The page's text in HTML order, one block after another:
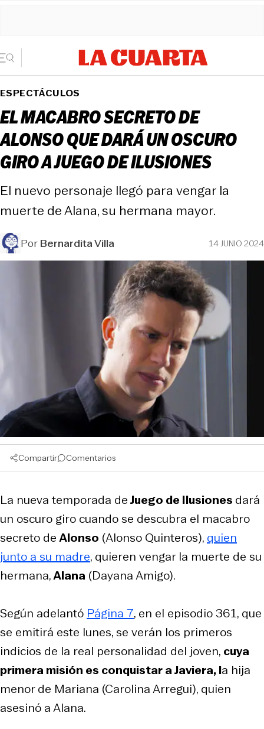
ESPECTÁCULOS
EL MACABRO SECRETO DE
ALONSO QUE DARÁ UN OSCURO
GIRO A JUEGO DE ILUSIONES
El nuevo personaje llegó para vengar la
muerte de Alana, su hermana mayor.
PorBernardita Villa 14 JUNIO 2024
Compartir Comentarios
La nueva temporada deJuego de Ilusiones dará
un oscuro giro cuando se descubra el macabro
secreto deAlonso (Alonso Quinteros), quien
junto a su madre, quieren vengar la muerte de su
hermana,Alana (Dayana Amigo).
Según adelantó Página 7, en el episodio 361, que
se emitirá este lunes, se verán los primeros
indicios de la real personalidad del joven, cuya
primera misión es conquistar a Javiera, la hija
menor de Mariana (Carolina Arregui), quien
asesinó a Alana.